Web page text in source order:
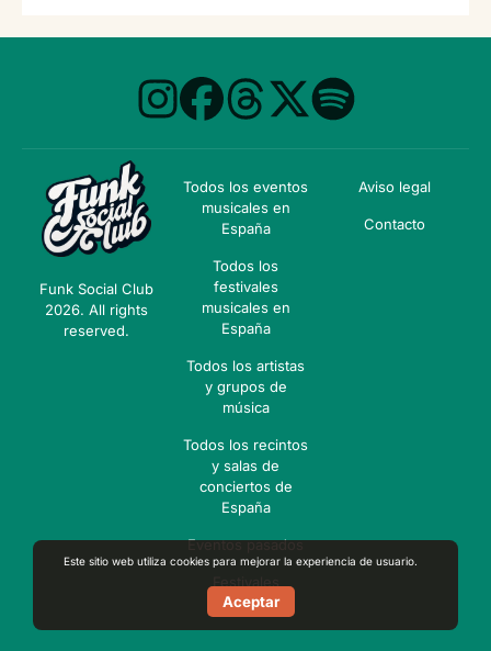
Este sitio web utiliza cookies para mejorar la experiencia de usuario.
Aceptar
Funk Social Club
2026. All rights
reserved.
Todos los eventos
musicales en
España
Todos los
festivales
musicales en
España
Todos los artistas
y grupos de
música
Todos los recintos
y salas de
conciertos de
España
Eventos pasados
Festivales
pasados
Aviso legal
Contacto